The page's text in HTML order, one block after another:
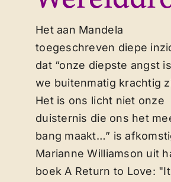
Multimedia
Contact
Het aan Mandela
toegeschreven diepe
dat “onze diepste angst
we buitenmatig krachtig
Het is ons licht niet onze
duisternis die ons het
bang maakt…” is
Marianne Williamson uit
boek A Return to Love: